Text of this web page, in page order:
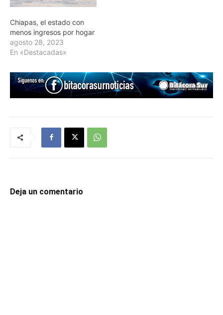
Chiapas, el estado con
menos ingresos por hogar
agosto 28, 2023
En «Destacadas»
Deja un comentario